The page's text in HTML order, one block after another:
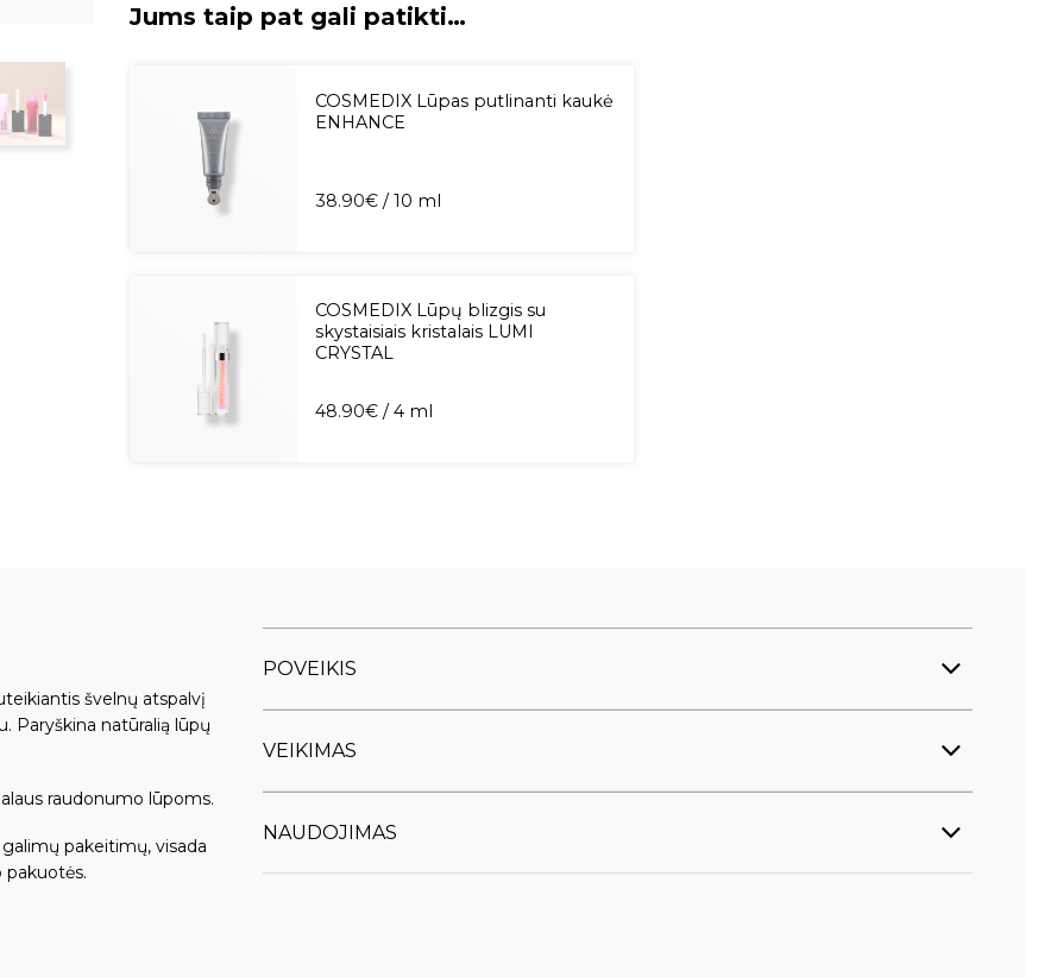
Jums taip pat gali patikti…
COSMEDIX Lūpas putlinanti kaukė
ENHANCE
38.90€ / 10 ml
COSMEDIX Lūpų blizgis su
skystaisiais kristalais LUMI
CRYSTAL
48.90€ / 4 ml
švelnų atspalvį
Paryškina natūralią lūpų
raudonumo lūpoms.
pakeitimų, visada
POVEIKIS
VEIKIMAS
NAUDOJIMAS